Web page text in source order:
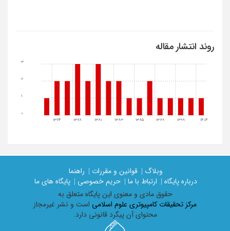
روند انتشار مقاله
1374 1378 1381 1383 1385 1389 1399 1404
0
1
2
3
وبلاگ | قوانین و مقررات |
راهنما
درباره پایگاه |
ارتباط با ما | حریم خصوصی |
پایگاه های ما
حقوق مادی و معنوی اين پايگاه متعلق به
مرکز تحقیقات کامپیوتری علوم اسلامی است و نشر غیرمجاز
محتوای آن پیگرد قانونی دارد.